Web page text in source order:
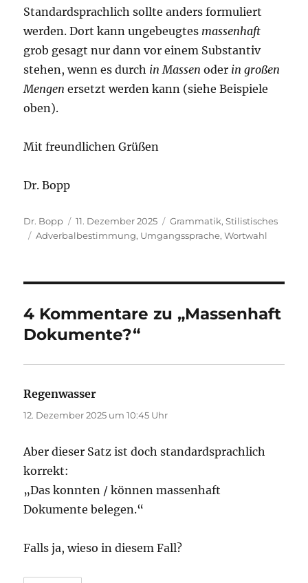
Standardsprachlich sollte anders formuliert
werden. Dort kann ungebeugtes massenhaft
grob gesagt nur dann vor einem Substantiv
stehen, wenn es durch in Massen oder in großen
Mengen ersetzt werden kann (siehe Beispiele
oben).
Mit freundlichen Grüßen
Dr. Bopp
Autor
Dr. Bopp
Veröffentlicht
am
11. Dezember 2025 Kategorien
Grammatik,Stilistisches
Schlagwörter
Adverbalbestimmung, Umgangssprache,Wortwahl
4 Kommentare zu „Massenhaft
Dokumente?“
Regenwasser
12. Dezember 2025 um 10:45 Uhr
Aber dieser Satz ist doch standardsprachlich
korrekt:
„Das konnten / können massenhaft
Dokumente belegen.“
Falls ja, wieso in diesem Fall?